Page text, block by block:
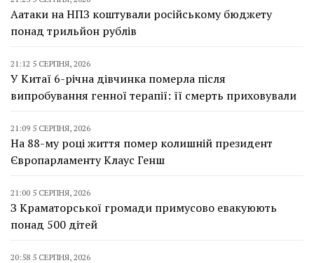
Аатаки на НПЗ коштували російському бюджету
понад трильйон рублів
21:12 5 СЕРПНЯ, 2026
У Китаї 6-річна дівчинка померла після
випробування генної терапії: її смерть приховували
21:09 5 СЕРПНЯ, 2026
На 88-му році життя помер колишній президент
Європарламенту Клаус Генш
21:00 5 СЕРПНЯ, 2026
З Краматорської громади примусово евакуюють
понад 500 дітей
20:58 5 СЕРПНЯ, 2026